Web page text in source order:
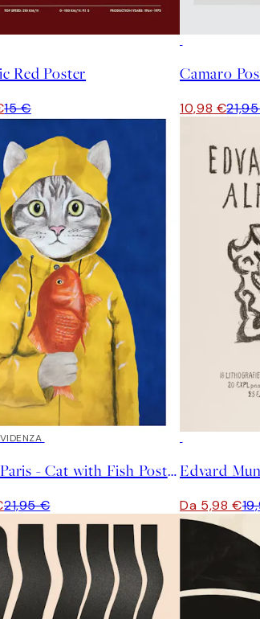
Red Poster
15 €
Camaro
10,98 €
Coco de Paris - Cat with Fish Poster
21,95 € Da 5,98 €